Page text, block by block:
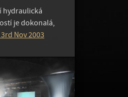
hydraulická
je dokonalá,
3rd Nov 2003